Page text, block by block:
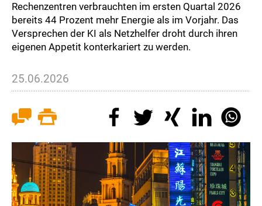
Rechenzentren verbrauchten im ersten Quartal 2026
bereits 44 Prozent mehr Energie als im Vorjahr. Das
Versprechen der KI als Netzhelfer droht durch ihren
eigenen Appetit konterkariert zu werden.
25.06.2026